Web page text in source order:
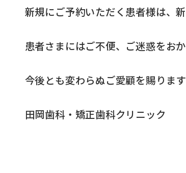
新規にご予約いただく患者様は、
患者さまにはご不便、ご迷惑をお
今後とも変わらぬご愛顧を賜りま
田岡歯科・矯正歯科クリニック